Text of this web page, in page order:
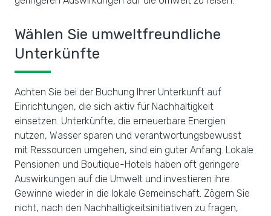
Wählen Sie umweltfreundliche
Unterkünfte
Achten Sie bei der Buchung Ihrer Unterkunft auf
Einrichtungen, die sich aktiv für Nachhaltigkeit
einsetzen. Unterkünfte, die erneuerbare Energien
nutzen, Wasser sparen und verantwortungsbewusst
mit Ressourcen umgehen, sind ein guter Anfang. Lokale
Pensionen und Boutique-Hotels haben oft geringere
Auswirkungen auf die Umwelt und investieren ihre
Gewinne wieder in die lokale Gemeinschaft. Zögern Sie
nicht, nach den Nachhaltigkeitsinitiativen zu fragen,